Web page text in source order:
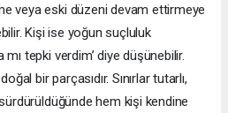
veya eski düzeni devam ettirmeye
Kişi ise yoğun suçluluk
tepki verdim’ diye düşünebilir.
bir parçasıdır. Sınırlar tutarlı,
hem kişi kendine